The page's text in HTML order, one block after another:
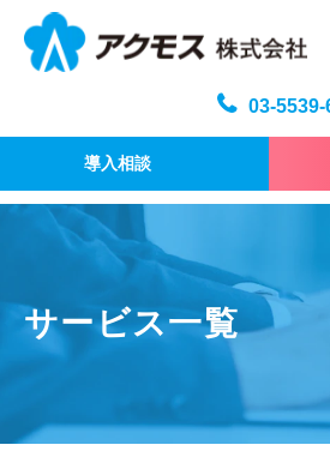
03-5539-
導入相談
機能・仕様
プラン・料金
よくある質問
お問い合わせ
サービス一覧